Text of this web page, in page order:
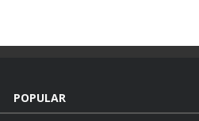
POPULAR